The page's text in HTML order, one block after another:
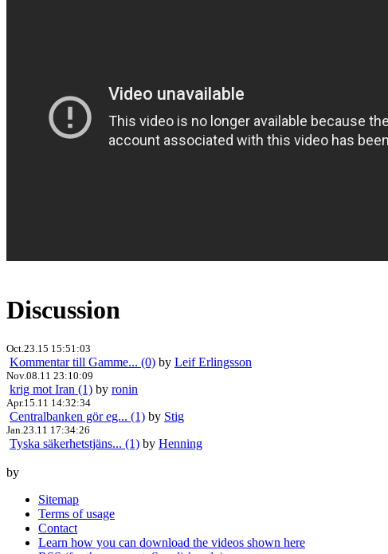
Discussion
Oct.23.15 15:51:03
Kommentar till Gamme... (0) by Leif Erlingsson
Nov.08.11 23:10:09
krig mot Iran (1) by ronin
Apr.15.11 14:32:34
Centralbanken gör eg... (1) by Stig
Jan.23.11 17:34:26
Tyska säkerhetstjäns... (1) by Henning
by
Sitemap
Terms of usage
Contact
Learn how you can download the videos shown here